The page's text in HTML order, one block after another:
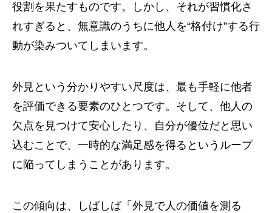
役割を果たすものです。しかし、それが習慣化さ
れすぎると、無意識のうちに他人を“格付け”する行
動が染みついてしまいます。
外見という分かりやすい尺度は、最も手軽に他者
を評価できる要素のひとつです。そして、他人の
欠点を見つけて安心したり、自分が優位だと思い
込むことで、一時的な満足感を得るというループ
に陥ってしまうことがあります。
この傾向は、しばしば「外見で人の価値を測る